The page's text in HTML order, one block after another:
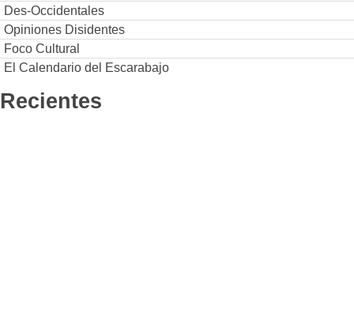
Des-Occidentales
Opiniones Disidentes
Foco Cultural
El Calendario del Escarabajo
Recientes